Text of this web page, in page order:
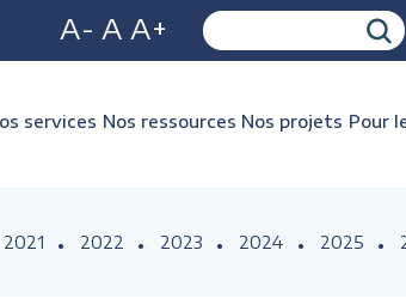
A- A A+
services Nos ressources Nos projets Pour
2021 2022 2023 2024 2025